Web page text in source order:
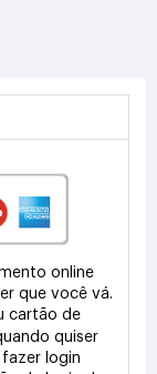
online
que você vá.
cartão de
quiser
login